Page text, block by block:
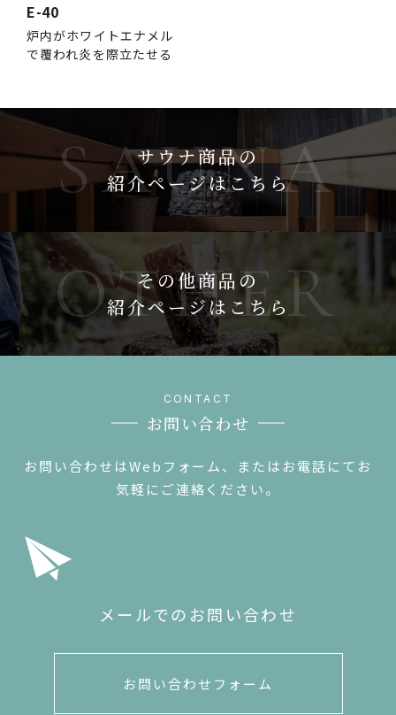
E-40
炉内がホワイトエナメル
で覆われ炎を際立たせる
サウナ商品の
紹介ページはこちら
その他商品の
紹介ページはこちら
お問い合わせ
お問い合わせはWebフォーム、またはお電話にてお
気軽にご連絡ください。
メールでのお問い合わせ
お問い合わせフォーム